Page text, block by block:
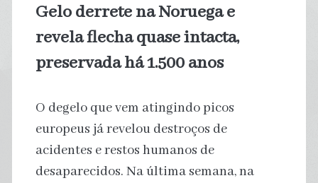
Gelo derrete na Noruega e
revela flecha quase intacta,
preservada há 1.500 anos
O degelo que vem atingindo picos
europeus já revelou destroços de
acidentes e restos humanos de
desaparecidos. Na última semana, na